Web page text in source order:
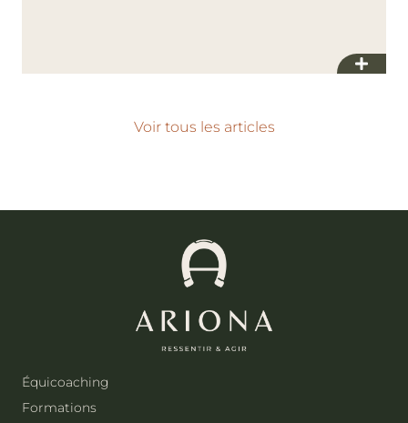
Voir tous les articles
Équicoaching
Formations